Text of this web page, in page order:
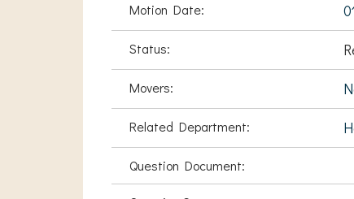
Motion Date:
Status:
Movers:
Related Department:
Question Document: